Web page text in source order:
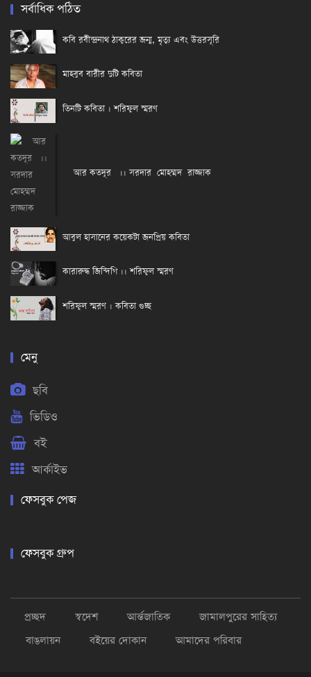
সর্বাধিক পঠিত
কবি রবীন্দ্রনাথ ঠাকুরের জন্ম, মৃত্যু এবং উত্তরসূরি
মাহবুব বারীর দুটি কবিতা
তিনটি কবিতা । শরিফুল স্মরণ
আর কতদূর ।। সরদার মোহম্মদ রাজ্জাক
আবুল হাসানের কয়েকটা জনপ্রিয় কবিতা
কারারুদ্ধ জিন্দিগি ।। শরিফুল স্মরণ
শরিফুল স্মরণ । কবিতা গুচ্ছ
মেনু
ছবি
ভিডিও
বই
আর্কাইভ
ফেসবুক পেজ
ফেসবুক গ্রুপ
প্রচ্ছদ স্বদেশ আর্ন্তজাতিক
জামালপুরের সাহিত্য
বাঙলায়ন
বইয়ের দোকান আমাদের পরিবার